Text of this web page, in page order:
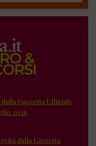
Gazzetta Ufficiale
2026
dalla Gazzetta